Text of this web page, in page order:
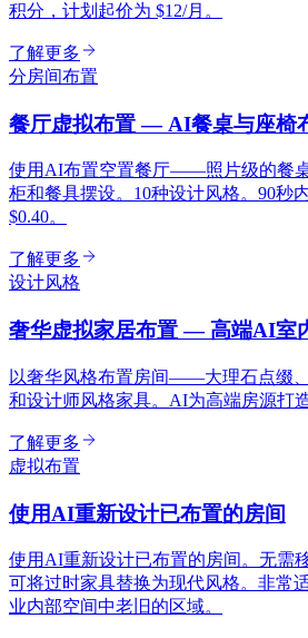
积分，计划起价为 $12/月。
了解更多
分房间布置
餐厅虚拟布置 — AI餐桌与座椅
使用AI布置空置餐厅——照片级的餐
柜和餐具摆设。10种设计风格。90秒
$0.40。
了解更多
设计风格
奢华虚拟家居布置 — 高端AI室
以奢华风格布置房间——大理石点缀
和设计师风格家具。AI为高端房源打
了解更多
虚拟布置
使用AI重新设计已布置的房间
使用AI重新设计已布置的房间。无需
可将过时家具替换为现代风格。非常
业内部空间中老旧的区域。